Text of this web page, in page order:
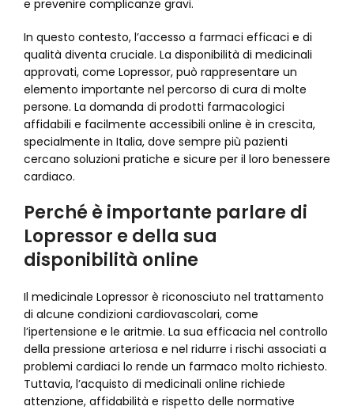
e prevenire complicanze gravi.
In questo contesto, l’accesso a farmaci efficaci e di
qualità diventa cruciale. La disponibilità di medicinali
approvati, come Lopressor, può rappresentare un
elemento importante nel percorso di cura di molte
persone. La domanda di prodotti farmacologici
affidabili e facilmente accessibili online è in crescita,
specialmente in Italia, dove sempre più pazienti
cercano soluzioni pratiche e sicure per il loro benessere
cardiaco.
Perché è importante parlare di
Lopressor e della sua
disponibilità online
Il medicinale Lopressor è riconosciuto nel trattamento
di alcune condizioni cardiovascolari, come
l’ipertensione e le aritmie. La sua efficacia nel controllo
della pressione arteriosa e nel ridurre i rischi associati a
problemi cardiaci lo rende un farmaco molto richiesto.
Tuttavia, l’acquisto di medicinali online richiede
attenzione, affidabilità e rispetto delle normative